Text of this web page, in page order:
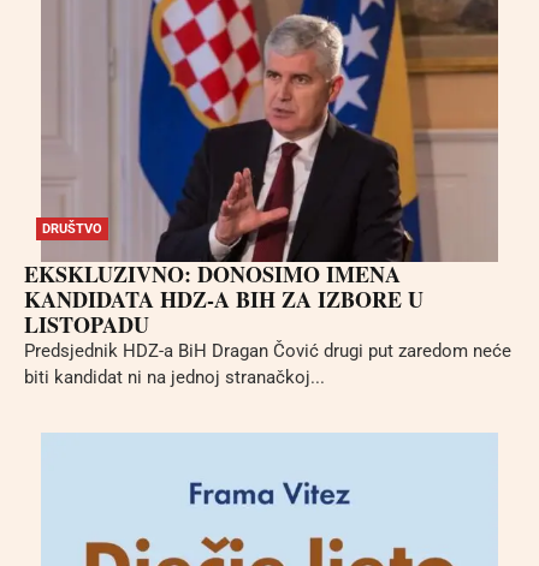
DRUŠTVO
EKSKLUZIVNO: DONOSIMO IMENA
KANDIDATA HDZ-A BIH ZA IZBORE U
LISTOPADU
Predsjednik HDZ-a BiH Dragan Čović drugi put zaredom neće
biti kandidat ni na jednoj stranačkoj...